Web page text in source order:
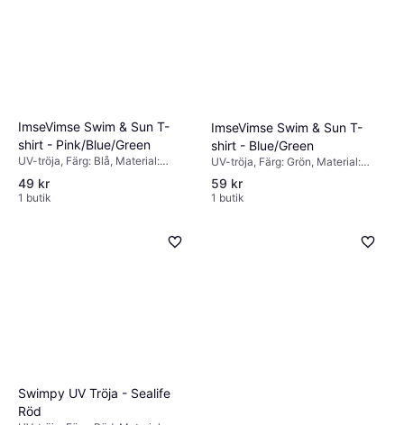
ImseVimse Swim & Sun T-
shirt - Pink/Blue/Green
UV-tröja, Färg: Blå, Material:
49 kr
1 butik
ImseVimse Swim & Sun T-
shirt - Blue/Green
UV-tröja, Färg: Grön, Material:
Elastan/Lycra/Spandex, Polyamid
59 kr
1 butik
Swimpy UV Tröja - Sealife
Röd